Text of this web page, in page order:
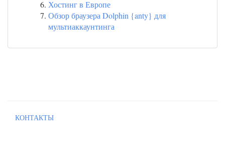
Хостинг в Европе
Обзор браузера Dolphin {anty} для
мультиаккаунтинга
КОНТАКТЫ